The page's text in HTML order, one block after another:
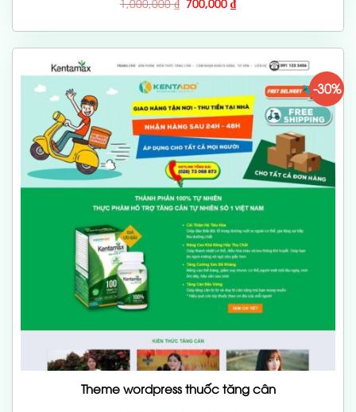
gốc
1,000,000 ₫.
hiện
là:
-30%
Theme wordpress thuốc tăng cân